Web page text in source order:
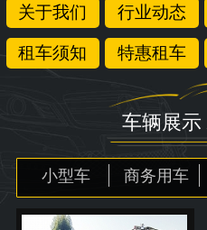
关于我们 行业动态
租车须知 特惠租车
车辆展示
小型车 商务用车